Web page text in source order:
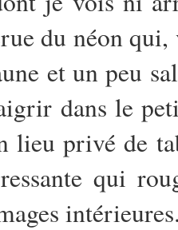
du néon
et un peu
dans le
lieu privé de
qui